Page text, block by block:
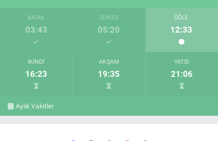
İMSAK
03:43
GÜNEŞ
05:20
ÖĞLE
12:33
İKINDI
16:23
AKŞAM
19:35
YATSI
21:06
Aylık Vakitler